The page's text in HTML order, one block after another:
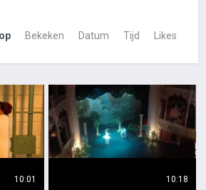
Bekeken Datum Tijd Likes
10:01 10:18